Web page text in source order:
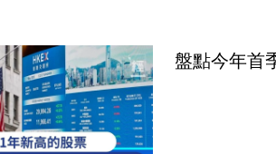
盤點今年首